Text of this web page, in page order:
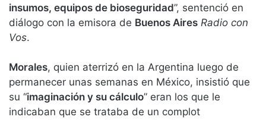
insumos, equipos de bioseguridad”, sentenció en
diálogo con la emisora de Buenos Aires Radio con
Vos.
Morales, quien aterrizó en la Argentina luego de
permanecer unas semanas en México, insistió que
su “imaginación y su cálculo” eran los que le
indicaban que se trataba de un complot